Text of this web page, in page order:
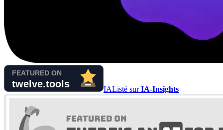
IAListé surIA-Insights